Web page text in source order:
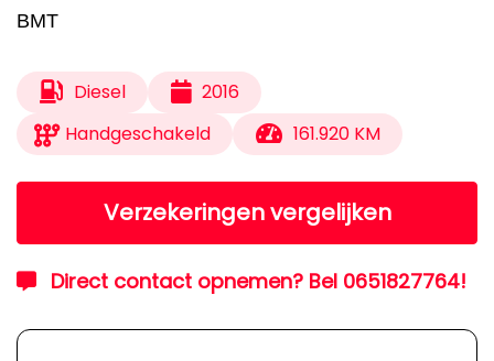
BMT
Diesel
2016
Handgeschakeld
161.920 KM
Verzekeringen vergelijken
Direct contact opnemen? Bel 0651827764!